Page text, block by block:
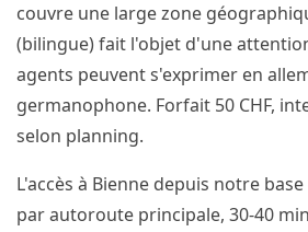
couvre une large zone
(bilingue) fait l'objet d'une
agents peuvent s'exprimer en
germanophone. Forfait 50 CHF,
selon planning.
L'accès à Bienne depuis notre
par autoroute principale, 30-40